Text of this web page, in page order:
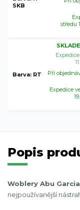
SKB
středu
Barva: RT
Při
Expedice
Popis
Woblery Abu
nejpoužívanější